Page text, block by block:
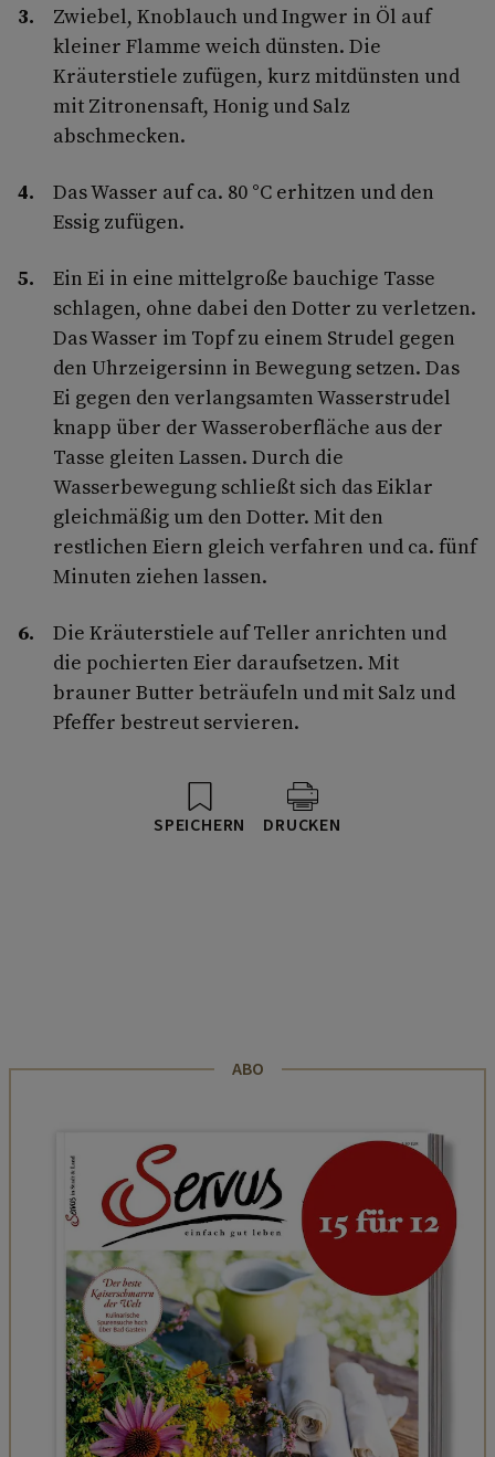
Zwiebel, Knoblauch und Ingwer in Öl auf
kleiner Flamme weich dünsten. Die
Kräuterstiele zufügen, kurz mitdünsten und
mit Zitronensaft, Honig und Salz
abschmecken.
Das Wasser auf ca. 80 °C erhitzen und den
Essig zufügen.
Ein Ei in eine mittelgroße bauchige Tasse
schlagen, ohne dabei den Dotter zu verletzen.
Das Wasser im Topf zu einem Strudel gegen
den Uhrzeigersinn in Bewegung setzen. Das
Ei gegen den verlangsamten Wasserstrudel
knapp über der Wasseroberfläche aus der
Tasse gleiten Lassen. Durch die
Wasserbewegung schließt sich das Eiklar
gleichmäßig um den Dotter. Mit den
restlichen Eiern gleich verfahren und ca. fünf
Minuten ziehen lassen.
Die Kräuterstiele auf Teller anrichten und
die pochierten Eier daraufsetzen. Mit
brauner Butter beträufeln und mit Salz und
Pfeffer bestreut servieren.
SPEICHERN DRUCKEN
ABO